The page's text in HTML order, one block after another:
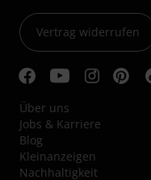
Vertrag widerrufen
Über uns
Jobs & Karriere
Blog
Kleinanzeigen
Nachhaltigkeit